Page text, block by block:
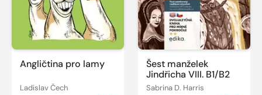
Angličtina pro lamy
Ladislav Čech
Šest manželek
Jindřicha VIII. B1/B2
Sabrina D. Harris